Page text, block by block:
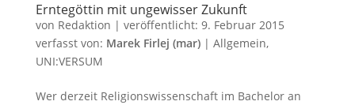
Erntegöttin mit ungewisser Zukunft
von Redaktion | veröffentlicht: 9. Februar 2015
verfasst von: Marek Firlej (mar)| Allgemein,
UNI:VERSUM
Wer derzeit Religionswissenschaft im Bachelor an